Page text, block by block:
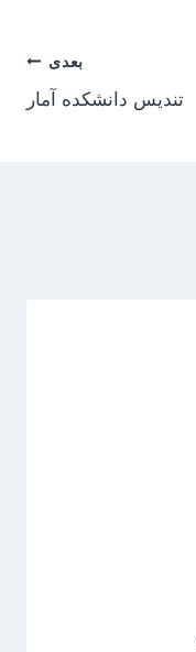
بعدی
تندیس دانشکده آمار